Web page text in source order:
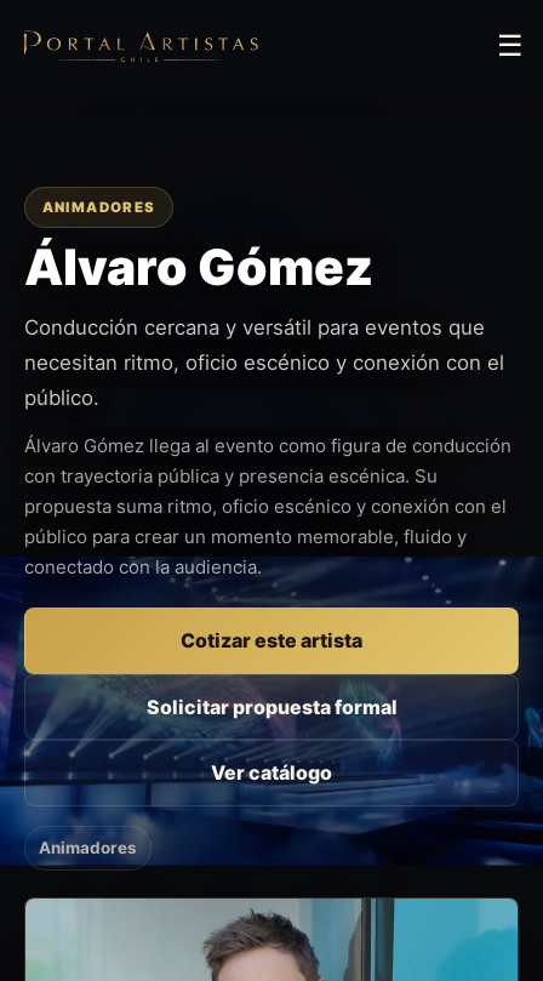
☰
ANIMADORES
Álvaro Gómez
Conducción cercana y versátil para eventos que
necesitan ritmo, oficio escénico y conexión con el
público.
Álvaro Gómez llega al evento como figura de conducción
con trayectoria pública y presencia escénica. Su
propuesta suma ritmo, oficio escénico y conexión con el
público para crear un momento memorable, fluido y
conectado con la audiencia.
Cotizar este artista
Solicitar propuesta formal
Ver catálogo
Animadores